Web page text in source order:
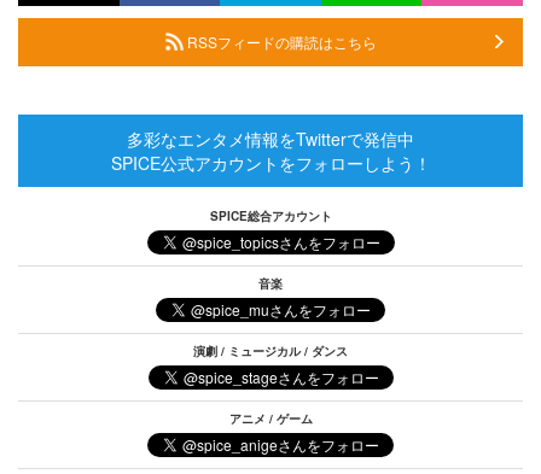
RSSフィードの購読はこちら
多彩なエンタメ情報をTwitterで発信中
SPICE公式アカウントをフォローしよう！
SPICE総合アカウント
音楽
演劇 / ミュージカル / ダンス
アニメ / ゲーム